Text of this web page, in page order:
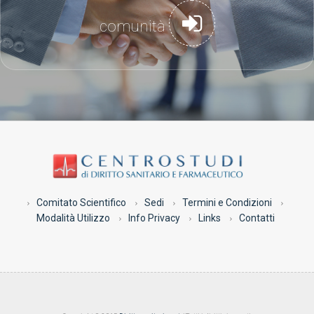
comunità
Comitato Scientifico Sedi
Termini e Condizioni
Modalità Utilizzo
Info Privacy Links Contatti